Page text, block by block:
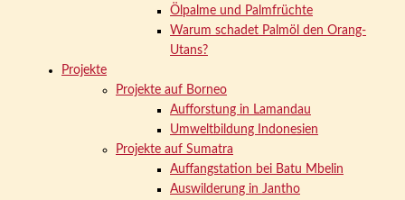
Ölpalme und Palmfrüchte
Warum schadet Palmöl den Orang-
Utans?
Projekte
Projekte auf Borneo
Aufforstung in Lamandau
Umweltbildung Indonesien
Projekte auf Sumatra
Auffangstation bei Batu Mbelin
Auswilderung in Jantho